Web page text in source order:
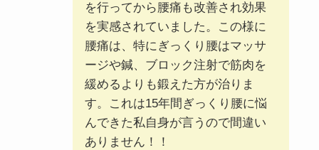
を行ってから腰痛も改善され効果
を実感されていました。この様に
腰痛は、特にぎっくり腰はマッサ
ージや鍼、ブロック注射で筋肉を
緩めるよりも鍛えた方が治りま
す。これは15年間ぎっくり腰に悩
んできた私自身が言うので間違い
ありません！！